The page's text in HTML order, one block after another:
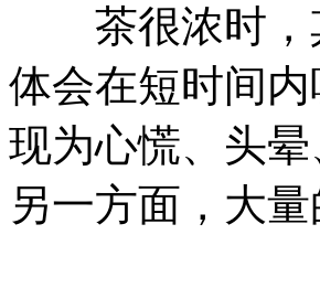
茶很浓时，
体会在短时间
现为心慌、头
另一方面，大